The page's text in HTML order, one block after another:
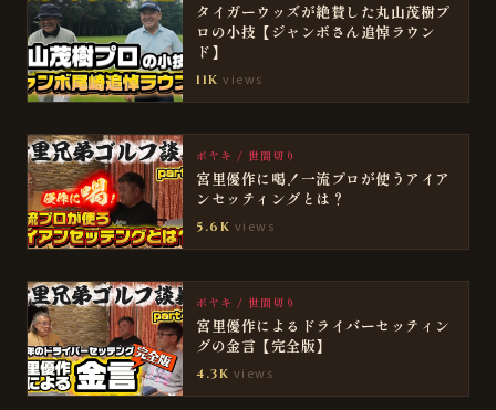
タイガーウッズが絶賛した丸山茂樹プ
ロの小技【ジャンボさん追悼ラウン
ド】
11K views
ボヤキ / 世間切り
宮里優作に喝！一流プロが使うアイア
ンセッティングとは？
5.6K views
ボヤキ / 世間切り
宮里優作によるドライバーセッティン
グの金言【完全版】
4.3K views